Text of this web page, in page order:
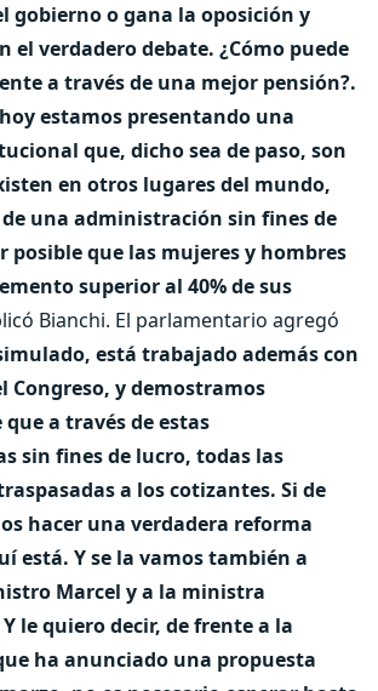
gobierno o gana la oposición y
el verdadero debate. ¿Cómo puede
a través de una mejor pensión?.
estamos presentando una
que, dicho sea de paso, son
en otros lugares del mundo,
una administración sin fines de
posible que las mujeres y hombres
superior al 40% de sus
Bianchi. El parlamentario agregó
está trabajado además con
Congreso, y demostramos
a través de estas
sin fines de lucro, todas las
a los cotizantes. Si de
hacer una verdadera reforma
está. Y se la vamos también a
Marcel y a la ministra
le quiero decir, de frente a la
ha anunciado una propuesta